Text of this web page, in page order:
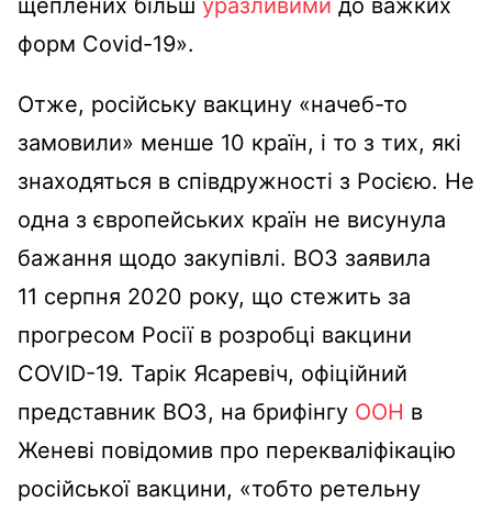
щеплених більш уразливими до важких
форм Covid-19».
Отже, російську вакцину «начеб-то
замовили» менше 10 країн, і то з тих, які
знаходяться в співдружності з Росією. Не
одна з європейських країн не висунула
бажання щодо закупівлі. ВОЗ заявила
11 серпня 2020 року, що стежить за
прогресом Росії в розробці вакцини
COVID-19. Тарік Ясаревіч, офіційний
представник ВОЗ, на брифінгу ООН в
Женеві повідомив про перекваліфікацію
російської вакцини, «тобто ретельну